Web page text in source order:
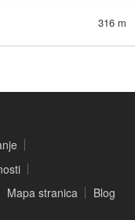
316 m
Mapa stranica Blog